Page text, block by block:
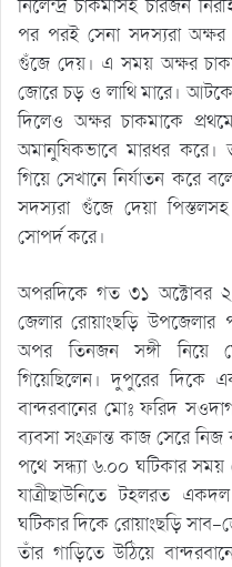
নিলেন্দ্র চাকমাসহ চারজন
পর পরই সেনা সদস্যরা অক্ষর
গুঁজে দেয়। এ সময় অক্ষর
জোরে চড় ও লাথি মারে।
দিলেও অক্ষর চাকমাকে
অমানুষিকভাবে মারধর করে।
গিয়ে সেখানে নির্যাতন করে
সদস্যরা গুঁজে দেয়া
সোপর্দ করে।
অপরদিকে গত ৩১ অক্টোবর
জেলার রোয়াংছড়ি উপজেলার
অপর তিনজন সঙ্গী নিয়ে
গিয়েছিলেন। দুপুরের দিকে
বান্দরবানের মোঃ ফরিদ
ব্যবসা সংক্রান্ত কাজ সেরে
পথে সন্ধ্যা ৬.০০ ঘটিকার সময়
যাত্রীছাউনিতে টহলরত
ঘটিকার দিকে রোয়াংছড়ি সাব-
তাঁর গাড়িতে উঠিয়ে